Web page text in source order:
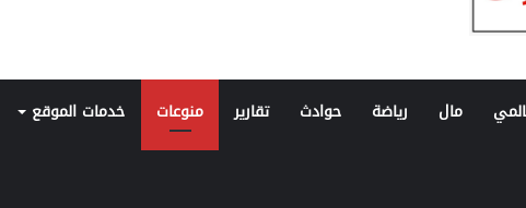
مال رياضة حوادث تقارير منوعات خدمات الموقع